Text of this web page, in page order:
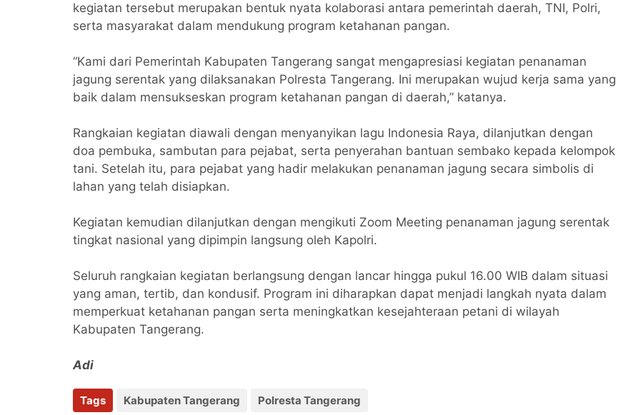
kegiatan tersebut merupakan bentuk nyata kolaborasi antara pemerintah daerah, TNI, Polri,
serta masyarakat dalam mendukung program ketahanan pangan.
“Kami dari Pemerintah Kabupaten Tangerang sangat mengapresiasi kegiatan penanaman
jagung serentak yang dilaksanakan Polresta Tangerang. Ini merupakan wujud kerja sama yang
baik dalam mensukseskan program ketahanan pangan di daerah,” katanya.
Rangkaian kegiatan diawali dengan menyanyikan lagu Indonesia Raya, dilanjutkan dengan
doa pembuka, sambutan para pejabat, serta penyerahan bantuan sembako kepada kelompok
tani. Setelah itu, para pejabat yang hadir melakukan penanaman jagung secara simbolis di
lahan yang telah disiapkan.
Kegiatan kemudian dilanjutkan dengan mengikuti Zoom Meeting penanaman jagung serentak
tingkat nasional yang dipimpin langsung oleh Kapolri.
Seluruh rangkaian kegiatan berlangsung dengan lancar hingga pukul 16.00 WIB dalam situasi
yang aman, tertib, dan kondusif. Program ini diharapkan dapat menjadi langkah nyata dalam
memperkuat ketahanan pangan serta meningkatkan kesejahteraan petani di wilayah
Kabupaten Tangerang.
Adi
Tags Kabupaten Tangerang Polresta Tangerang